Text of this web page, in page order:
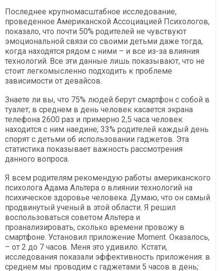
Последнее крупномасштабное исследование,
проведенное Американской Ассоциацией Психологов,
показало, что почти 50% родителей не чувствуют
эмоциональной связи со своими детьми даже тогда,
когда находятся рядом с ними – и все из-за влияния
технологий. Все эти данные лишь показывают, что не
стоит легкомысленно подходить к проблеме
зависимости от девайсов.
Знаете ли вы, что 75% людей берут смартфон с собой в
туалет; в среднем в день человек касается экрана
телефона 2600 раз и примерно 2,5 часа человек
находится с ним наедине; 33% родителей каждый день
спорят с детьми об использовании гаджетов. Эта
статистика показывает важность рассмотрения
данного вопроса.
Я всем родителям рекомендую работы американского
психолога Адама Альтера о влиянии технологий на
психическое здоровье человека. Думаю, что он самый
продвинутый ученый в этой области. Я решил
воспользоваться советом Альтера и
проанализировать, сколько времени провожу в
смартфоне. Установил приложение Moment. Оказалось,
– от 2 до 7 часов. Меня это удивило. Кстати,
исследования показали эффективность приложения: в
среднем мы проводим с гаджетами 5 часов в день;